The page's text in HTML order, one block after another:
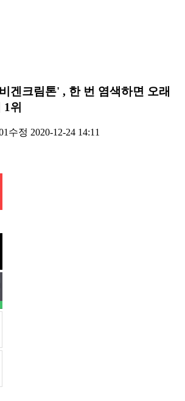
겐크림톤' , 한 번 염색하면 오래
위
수정 2020-12-24 14:11